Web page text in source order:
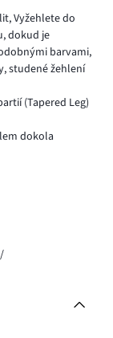
Vyžehlete do
dokud je
barvami,
studené žehlení
(Tapered Leg)
dokola